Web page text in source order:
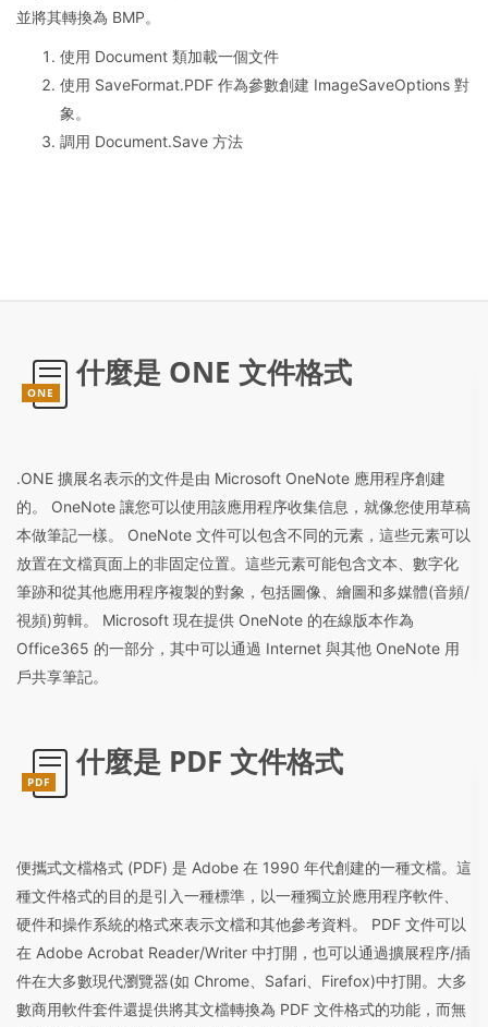
並將其轉換為 BMP。
使用 Document 類加載一個文件
使用 SaveFormat.PDF 作為參數創建 ImageSaveOptions 對
象。
調用 Document.Save 方法
ONE
什麼是 ONE 文件格式
.ONE 擴展名表示的文件是由 Microsoft OneNote 應用程序創建
的。 OneNote 讓您可以使用該應用程序收集信息，就像您使用草稿
本做筆記一樣。 OneNote 文件可以包含不同的元素，這些元素可以
放置在文檔頁面上的非固定位置。這些元素可能包含文本、數字化
筆跡和從其他應用程序複製的對象，包括圖像、繪圖和多媒體(音頻/
視頻)剪輯。 Microsoft 現在提供 OneNote 的在線版本作為
Office365 的一部分，其中可以通過 Internet 與其他 OneNote 用
戶共享筆記。
PDF
什麼是 PDF 文件格式
便攜式文檔格式 (PDF) 是 Adob​​e 在 1990 年代創建的一種文檔。這
種文件格式的目的是引入一種標準，以一種獨立於應用程序軟件、
硬件和操作系統的格式來表示文檔和其他參考資料。 PDF 文件可以
在 Adob​​e Acrobat Reader/Writer 中打開，也可以通過擴展程序/插
件在大多數現代瀏覽器(如 Chrome、Safari、Firefox)中打開。大多
數商用軟件套件還提供將其文檔轉換為 PDF 文件格式的功能，而無